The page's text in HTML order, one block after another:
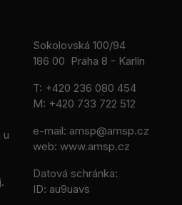
u
Sokolovská 100/94
186 00 Praha 8 - Karlín
T: +420 236 080 454
M: +420 733 722 512
e-mail: amsp@amsp.cz
web: www.amsp.cz
Datová schránka:
ID: au9uavs